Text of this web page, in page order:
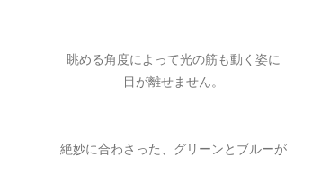
眺める角度によって光の筋も動く姿に
目が離せません。
絶妙に合わさった、グリーンとブルーが